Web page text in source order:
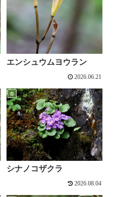
エンシュウムヨウラン
2026.06.21
春
シナノコザクラ
2026.08.04